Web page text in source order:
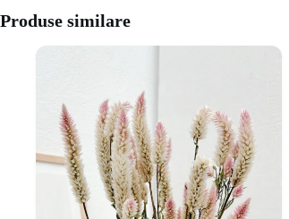
Produse similare